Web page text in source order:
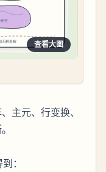
查看大图
主元、行变换、
：